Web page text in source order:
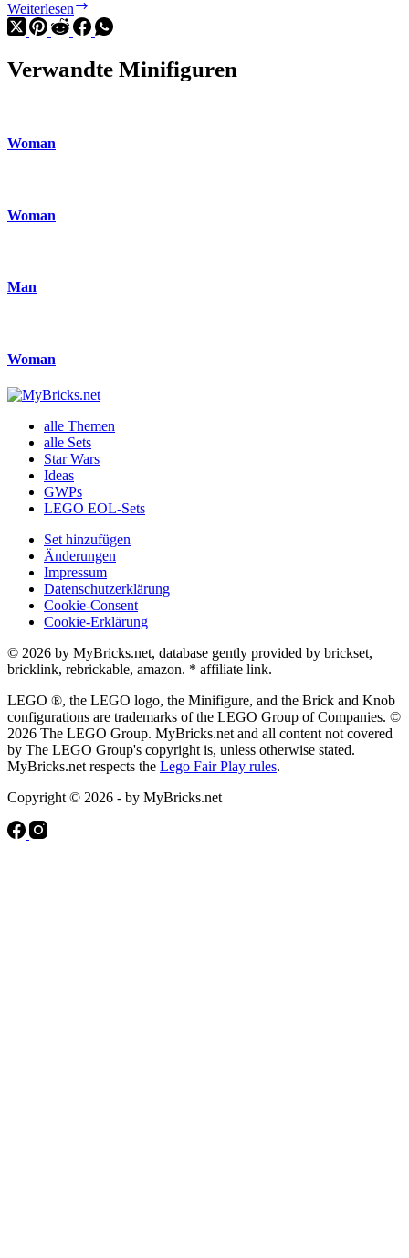
Weiterlesen
durch
die
Verwandte Minifiguren
Woman
Woman
Man
Woman
alle Themen
alle Sets
Star Wars
Ideas
GWPs
LEGO EOL-Sets
Set hinzufügen
Änderungen
Impressum
Datenschutzerklärung
Cookie-Consent
Cookie-Erklärung
© 2026 by MyBricks.net, database gently provided by brickset,
bricklink, rebrickable, amazon. * affiliate link.
LEGO ®, the LEGO logo, the Minifigure, and the Brick and Knob
configurations are trademarks of the LEGO Group of Companies. ©
2026 The LEGO Group. MyBricks.net and all content not covered
by The LEGO Group's copyright is, unless otherwise stated.
MyBricks.net respects the Lego Fair Play rules.
Copyright © 2026 - by MyBricks.net